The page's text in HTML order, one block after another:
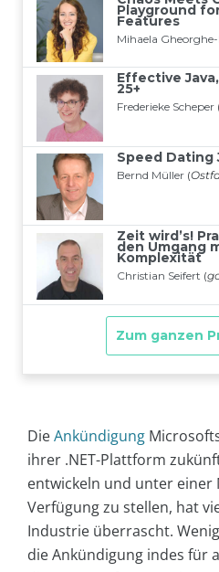
DieAnkündigung
ihrer .NET-Plattform
entwickeln und unter einer
Verfügung zu stellen, hat
Industrie überrascht.
die Ankündigung indes für